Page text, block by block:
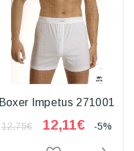
Boxer Impetus 271001
12,75€ 12,11€ -5%